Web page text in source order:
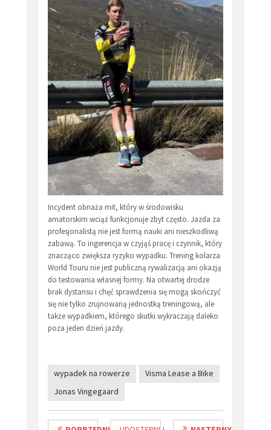
Incydent obnaża mit, który w środowisku
amatorskim wciąż funkcjonuje zbyt często. Jazda za
profesjonalistą nie jest formą nauki ani nieszkodliwą
zabawą. To ingerencja w czyjąś pracę i czynnik, który
znacząco zwiększa ryzyko wypadku. Trening kolarza
World Touru nie jest publiczną rywalizacją ani okazją
do testowania własnej formy. Na otwartej drodze
brak dystansu i chęć sprawdzenia się mogą skończyć
się nie tylko zrujnowaną jednostką treningową, ale
także wypadkiem, którego skutki wykraczają daleko
poza jeden dzień jazdy.
wypadek na rowerze
Visma Lease a Bike
Jonas Vingegaard